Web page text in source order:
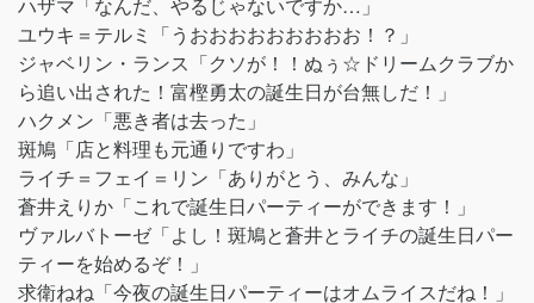
ユウキ＝テルミ「うおおおおおおおおお！？」
ジャベリン・ランス「クソが！！ぬぅ☆ドリームクラブか
ら追い出された！富樫勇太の誕生日が台無しだ！」
ハクメン「悪き者は去った」
斑鳩「店と料理も元通りですわ」
ライチ＝フェイ＝リン「ありがとう、みんな」
蒼井えりか「これで誕生日パーティーができます！」
ヴァルバトーゼ「よし！斑鳩と蒼井とライチの誕生日パー
ティーを始めるぞ！」
求衛ねね「今夜の誕生日パーティーはオムライスだね！」